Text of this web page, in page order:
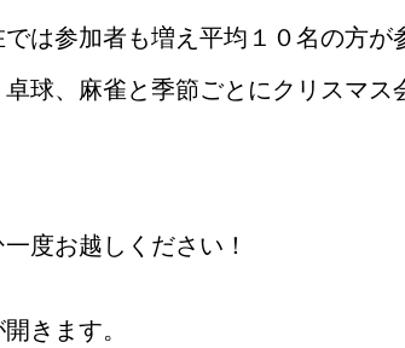
は参加者も増え平均１０名の方が
球、麻雀と季節ごとにクリスマス
度お越しください！
きます。